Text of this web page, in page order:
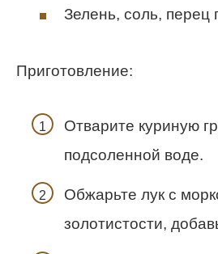
Зелень, соль, перец
Приготовление:
Отварите куриную
подсоленной воде.
Обжарьте лук с
золотистости,